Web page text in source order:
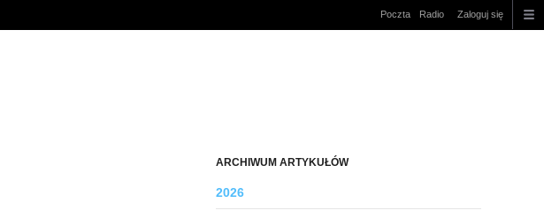
Poczta Radio Zaloguj się
ARCHIWUM ARTYKUŁÓW
2026